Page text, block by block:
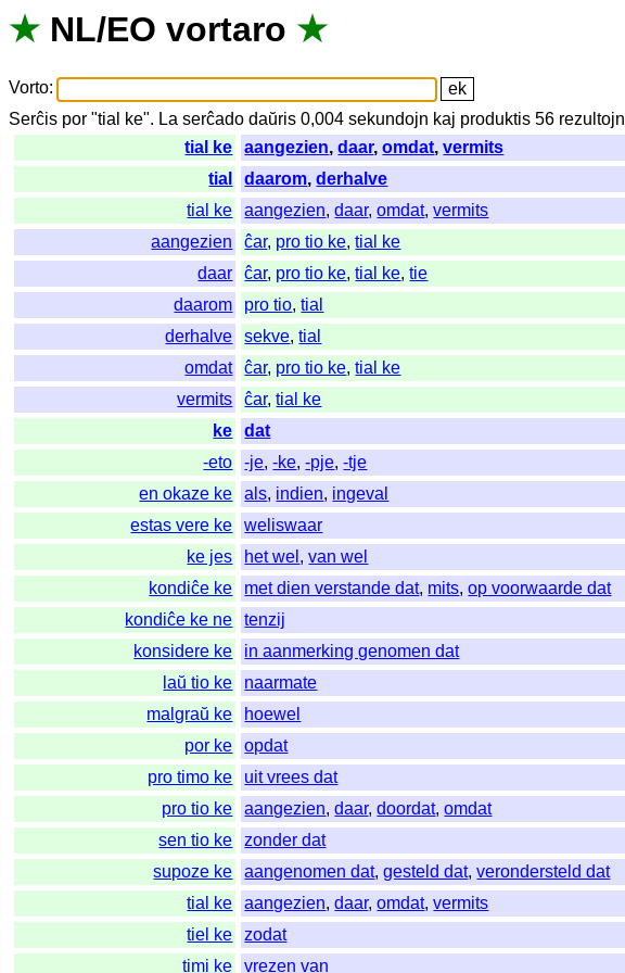
★ NL/EO vortaro ★
Vorto:
Serĉis por "tial ke". La serĉado daŭris 0,004sekundojn kaj produktis 56 rezultojn
tial ke
aangezien,daar,omdat,vermits
tial
daarom,derhalve
tial ke
aangezien,daar,omdat,vermits
aangezien
ĉar, pro tio ke,tial ke
daar
ĉar, pro tio ke,tial ke,tie
daarom
pro tio,tial
derhalve
sekve,tial
omdat
ĉar, pro tio ke,tial ke
vermits
ĉar,tial ke
ke
dat
-eto
-je,-ke,-pje,-tje
en okaze ke
als, indien, ingeval
estas vere ke
weliswaar
ke jes
het wel ,van wel
kondiĉe ke
met dien verstande dat, mits,op voorwaarde dat
kondiĉe ke ne
tenzij
konsidere ke
in aanmerking genomen dat
laŭ tio ke
naarmate
malgraŭ ke
hoewel
por ke
opdat
pro timo ke
uit vrees dat
pro tio ke
aangezien,daar,doordat,omdat
sen tio ke
zonder dat
supoze ke
aangenomen dat,gesteld dat,verondersteld dat
tial ke
aangezien,daar,omdat,vermits
tiel ke
zodat
timi ke
vrezen van